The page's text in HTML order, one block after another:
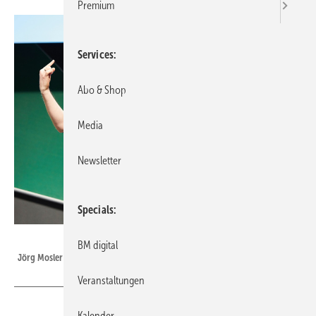
Jörg Mosler in Aktion
Premium
Services
Abo & Shop
Media
Newsletter
Specials
BM digital
Veranstaltungen